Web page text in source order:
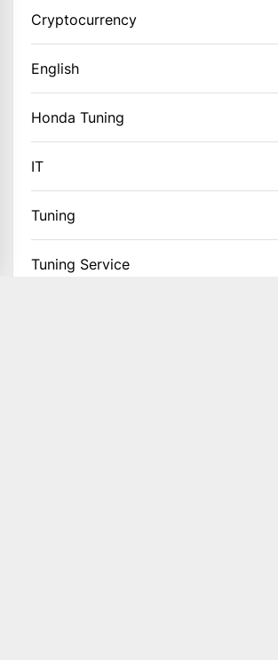
Cryptocurrency
English
Honda Tuning
IT
Tuning
Tuning Service